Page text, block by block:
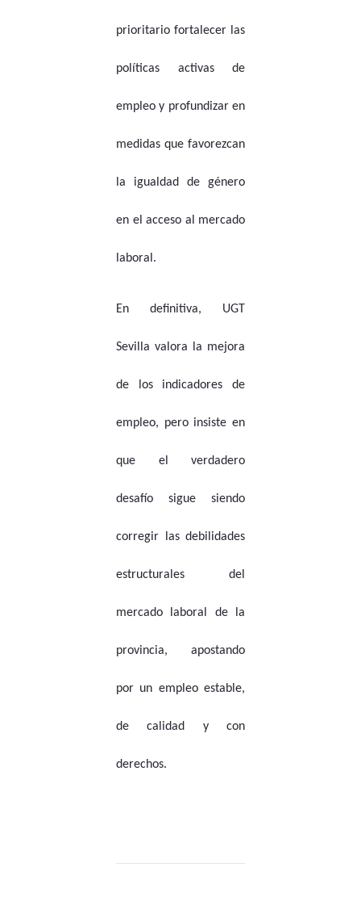
prioritario fortalecer las
políticas activas de
empleo y profundizar en
medidas que favorezcan
la igualdad de género
en el acceso al mercado
laboral.
En definitiva, UGT
Sevilla valora la mejora
de los indicadores de
empleo, pero insiste en
que el verdadero
desafío sigue siendo
corregir las debilidades
estructurales del
mercado laboral de la
provincia, apostando
por un empleo estable,
de calidad y con
derechos.